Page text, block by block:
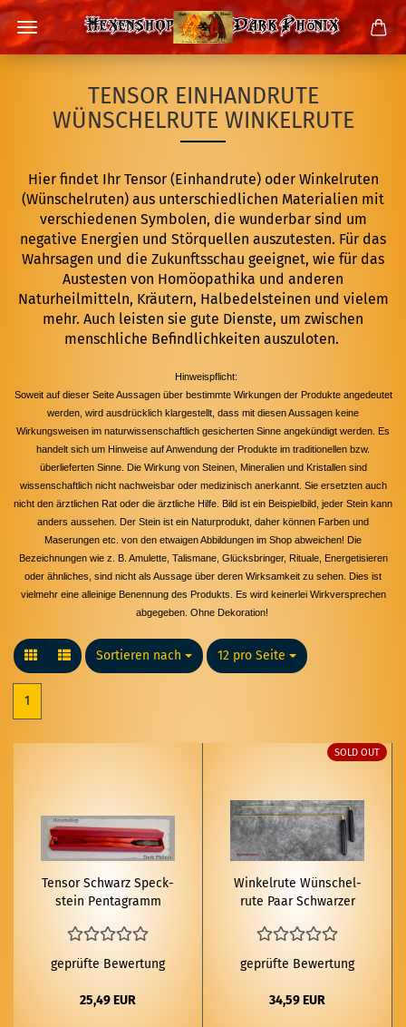
TENSOR EINHANDRUTE
WÜNSCHELRUTE WINKELRUTE
Hier findet Ihr Tensor (Einhandrute) oder Winkelruten
(Wünschelruten) aus unterschiedlichen Materialien mit
verschiedenen Symbolen, die wunderbar sind um
negative Energien und Störquellen auszutesten. Für das
Wahrsagen und die Zukunftsschau geeignet, wie für das
Austesten von Homöopathika und anderen
Naturheilmitteln, Kräutern, Halbedelsteinen und vielem
mehr. Auch leisten sie gute Dienste, um zwischen
menschliche Befindlichkeiten auszuloten.
Hinweispflicht:
Soweit auf dieser Seite Aussagen über bestimmte Wirkungen der Produkte angedeutet
werden, wird ausdrücklich klargestellt, dass mit diesen Aussagen keine
Wirkungsweisen im naturwissenschaftlich gesicherten Sinne angekündigt werden. Es
handelt sich um Hinweise auf Anwendung der Produkte im traditionellen bzw.
überlieferten Sinne. Die Wirkung von Steinen, Mineralien und Kristallen sind
wissenschaftlich nicht nachweisbar oder medizinisch anerkannt. Sie ersetzten auch
nicht den ärztlichen Rat oder die ärztliche Hilfe. Bild ist ein Beispielbild, jeder Stein kann
anders aussehen. Der Stein ist ein Naturprodukt, daher können Farben und
Maserungen etc. von den etwaigen Abbildungen im Shop abweichen! Die
Bezeichnungen wie z. B. Amulette, Talismane, Glücksbringer, Rituale, Energetisieren
oder ähnliches, sind nicht als Aussage über deren Wirksamkeit zu sehen. Dies ist
vielmehr eine alleinige Benennung des Produkts. Es wird keinerlei Wirkversprechen
abgegeben. Ohne Dekoration!
Sortieren nach
Sortieren nach 12 pro Seite
pro Seite
1
Ten­sor Schwarz Speck­
stein Pen­ta­gramm
geprüfte Bewertung
25,49 EUR
SOLD OUT
Win­kel­ru­te Wün­schel­
ru­te Paar Schwar­zer
geprüfte Bewertung
34,59 EUR